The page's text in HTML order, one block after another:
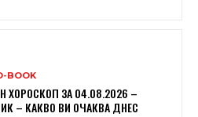
BOOK
ХОРОСКОП ЗА 04.08.2026 –
– КАКВО ВИ ОЧАКВА ДНЕС